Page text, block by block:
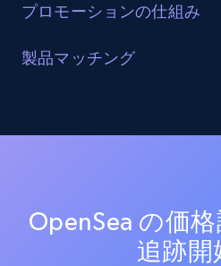
Etsy - Collects data from
URL, Product id, Listing
Reviews count shop,
Amazon products search
Asin, URL, Name,
プロモーションの仕組み
販売を最適化する
測定する。効果的なプロモー
製品マッチング
SKUやバリエーションを複数
トフォームで一貫性と正確性
OpenSea の価
追跡開